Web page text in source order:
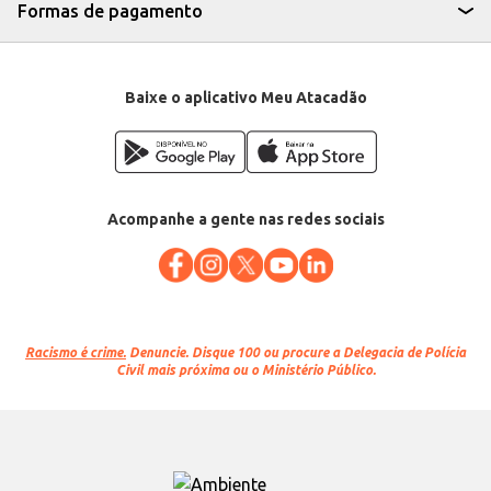
Formas de pagamento
Baixe o aplicativo Meu Atacadão
Acompanhe a gente nas redes sociais
Racismo é crime. Denuncie. Disque 100 ou procure a Delegacia de Polícia
Civil mais próxima ou o Ministério Público.